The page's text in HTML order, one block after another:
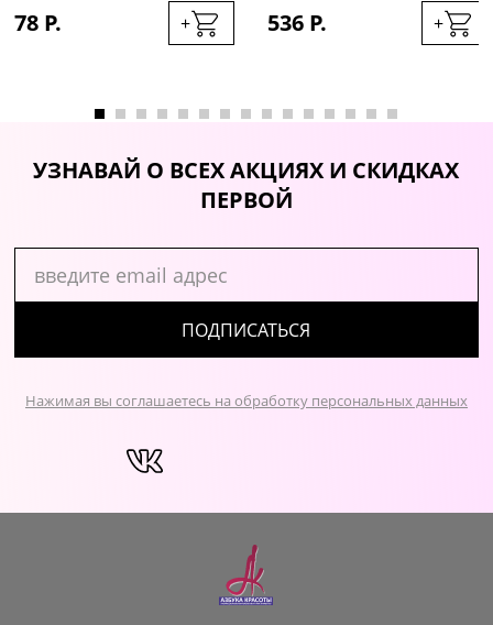
78 Р. + 536 Р. +
УЗНАВАЙ О ВСЕХ АКЦИЯХ И СКИДКАХ
ПЕРВОЙ
ПОДПИСАТЬСЯ
Нажимая вы соглашаетесь на обработку персональных данных